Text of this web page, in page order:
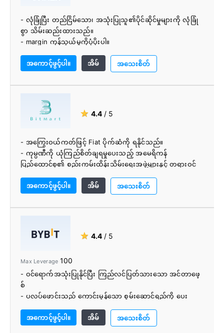
- လုံခြုံပြီး တည်ငြိမ်သော၊ အသုံးပြုသူ၏ပိုင်ဆိုင်မှုများကို လုံခြုံ
စွာ သိမ်းဆည်းထားသည်။
- margin ကုန်သွယ်မှုကိုပံ့ပိုးပါ။
- လွယ်ကူသောအကောင့်ဖန်တီးပါ။
- လျင်မြန်စွာတုံ့ပြန်ဆက်သွယ်မှုအကူအညီ
- coinex တွင်အရာအားလုံးမြန်သည်။
- 2FA လုံခြုံရေးပါရှိသည်။
- ဘာသာစကားမျိုးစုံ
အကောင့်ဖွင့်ပါ။ အိမ် အသေးစိတ်
★ 4.4 / 5
- အကြွေးဝယ်ကတ်ဖြင့် Fiat ပိုက်ဆံကို ရနိုင်သည်။
- ကုမ္ပဏီကို ယုံကြည်စိတ်ချရမှုပေးသည့် အမေရိကန်
ပြည်ထောင်စု၏ စည်းကမ်းထိန်းသိမ်းရေးအဖွဲ့များနှင့် တရားဝင်
- အရောင်းအဝယ်တွင် မြန်ဆန်ပြီး ညှိနှိုင်းမှုကုန်ကျစရိတ်
- ဗဟိုချုပ်ကိုင်မှုလဲလှယ်ရေးပလပ်ဖောင်း
လုပ်နိုင်သည်။
- အများအပြားငွေပေးချေမှုတံခါးပေါက်
- ရင်းနှီးမြုပ်နှံသူအသစ်များကို ဆွဲဆောင်ရန်နှင့် လွှဲပြောင်းပေးရန်
အတွက် အသုံးပြုသူများကို ဆုချရန် တိုကင်ပါရှိသည်။
အကောင့်ဖွင့်ပါ။ အိမ် အသေးစိတ်
★ 4.4 / 5
Max Leverage 100
- ဝင်ရောက်အသုံးပြုနိုင်ပြီး ကြည်လင်ပြတ်သားသော အင်တာဖေ့
စ်
- ပလပ်ဖောင်းသည် ကောင်းမွန်သော စွမ်းဆောင်ရည်ကို ပေး
- ပေါင်းစပ်ပိုင်ဆိုင်မှုလဲလှယ်
အကောင့်ဖွင့်ပါ။ အိမ် အသေးစိတ်